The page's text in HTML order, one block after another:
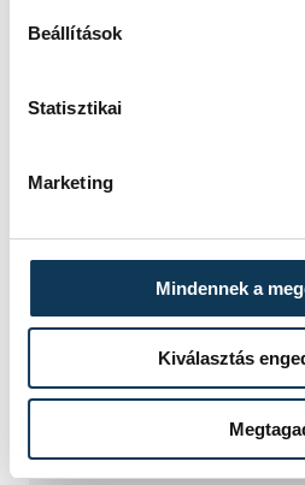
Beállítások
Statisztikai
Marketing
Mindennek a
Kiválasztás
TOVÁBBI
TOUR DE HONGRIE